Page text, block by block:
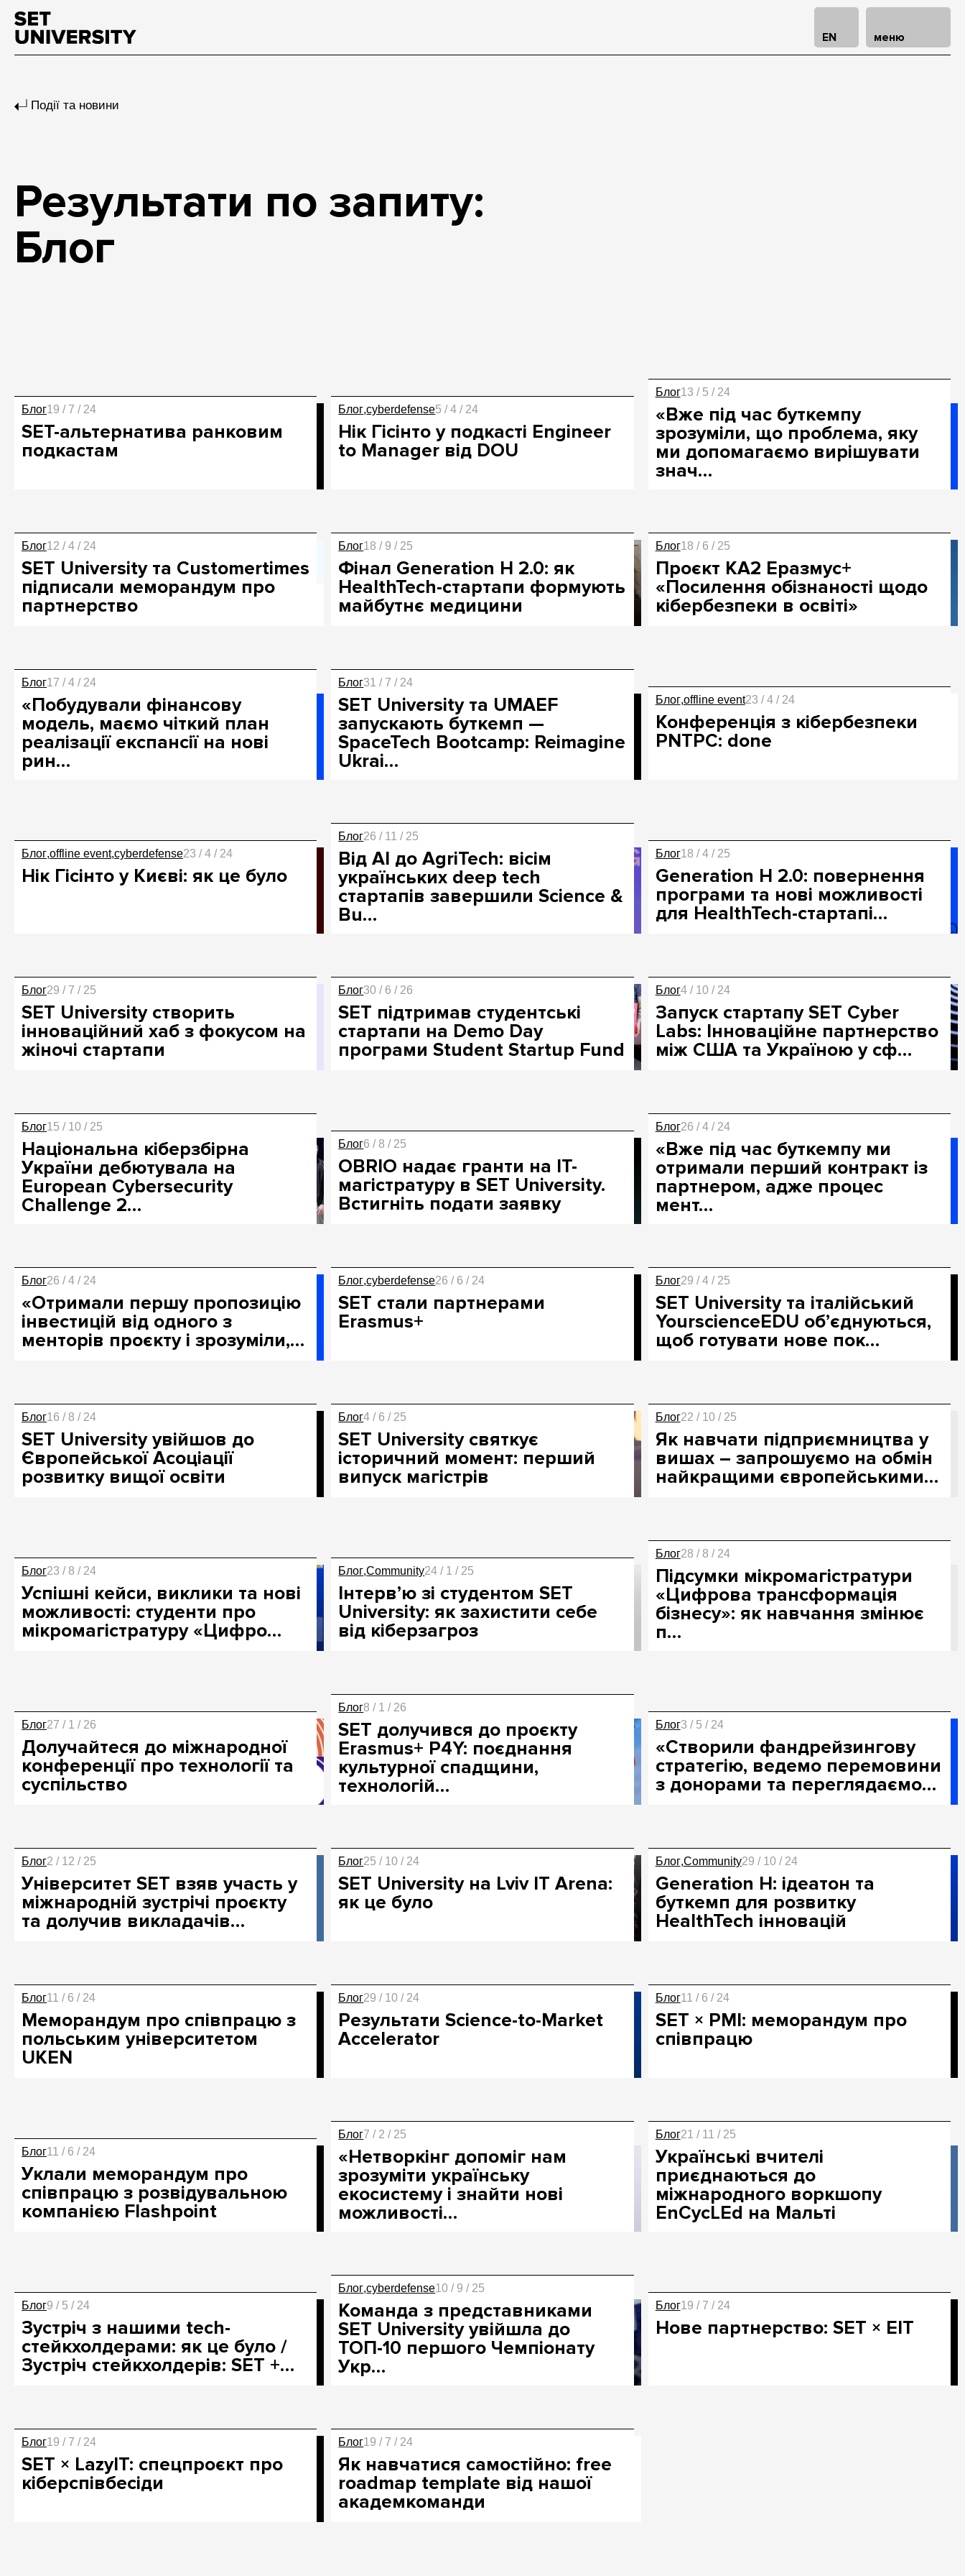
EN меню
Події та новини
Результати по запиту:
Блог
Блог19 / 7 / 24
SET-альтернатива ранковим
подкастам
Блог cyberdefense5 / 4 / 24
Нік Гісінто у подкасті Engineer
to Manager від DOU
Блог13 / 5 / 24
«Вже під час буткемпу
зрозуміли, що проблема, яку
ми допомагаємо вирішувати
знач…
Блог12 / 4 / 24
SET University та Customertimes
підписали меморандум про
партнерство
Блог18 / 9 / 25
Фінал Generation H 2.0: як
HealthTech-стартапи формують
майбутнє медицини
Блог18 / 6 / 25
Проєкт КА2 Еразмус+
«Посилення обізнаності щодо
кібербезпеки в освіті»
Блог17 / 4 / 24
«Побудували фінансову
модель, маємо чіткий план
реалізації експансії на нові
рин…
Блог31 / 7 / 24
SET University та UMAEF
запускають буткемп —
SpaceTech Bootcamp: Reimagine
Ukrai…
Блог offline event23 / 4 / 24
Конференція з кібербезпеки
PNTPC: done
Блог offline event cyberdefense23 / 4 / 24
Нік Гісінто у Києві: як це було
Блог26 / 11 / 25
Від AI до AgriTech: вісім
українських deep tech
стартапів завершили Science &
Bu…
Блог18 / 4 / 25
Generation H 2.0: повернення
програми та нові можливості
для HealthTech-стартапі…
Блог29 / 7 / 25
SET University створить
інноваційний хаб з фокусом на
жіночі стартапи
Блог30 / 6 / 26
SET підтримав студентські
стартапи на Demo Day
програми Student Startup Fund
Блог4 / 10 / 24
Запуск стартапу SET Cyber
Labs: Інноваційне партнерство
між США та Україною у сф…
Блог15 / 10 / 25
Національна кіберзбірна
України дебютувала на
European Cybersecurity
Challenge 2…
Блог6 / 8 / 25
OBRIO надає гранти на IT-
магістратуру в SET University.
Встигніть подати заявку
Блог26 / 4 / 24
«Вже під час буткемпу ми
отримали перший контракт із
партнером, адже процес
мент…
Блог26 / 4 / 24
«Отримали першу пропозицію
інвестицій від одного з
менторів проєкту і зрозуміли,…
Блог cyberdefense26 / 6 / 24
SET стали партнерами
Erasmus+
Блог29 / 4 / 25
SET University та італійський
YourscienceEDU об’єднуються,
щоб готувати нове пок…
Блог16 / 8 / 24
SET University увійшов до
Європейської Асоціації
розвитку вищої освіти
Блог4 / 6 / 25
SET University святкує
історичний момент: перший
випуск магістрів
Блог22 / 10 / 25
Як навчати підприємництва у
вишах – запрошуємо на обмін
найкращими європейськими…
Блог23 / 8 / 24
Успішні кейси, виклики та нові
можливості: студенти про
мікромагістратуру «Цифро…
Блог Community24 / 1 / 25
Інтерв’ю зі студентом SET
University: як захистити себе
від кіберзагроз
Блог28 / 8 / 24
Підсумки мікромагістратури
«Цифрова трансформація
бізнесу»: як навчання змінює
п…
Блог27 / 1 / 26
Долучайтеся до міжнародної
конференції про технології та
суспільство
Блог8 / 1 / 26
SET долучився до проєкту
Erasmus+ P4Y: поєднання
культурної спадщини,
технологій…
Блог3 / 5 / 24
«Створили фандрейзингову
стратегію, ведемо перемовини
з донорами та переглядаємо…
Блог2 / 12 / 25
Університет SET взяв участь у
міжнародній зустрічі проєкту
та долучив викладачів…
Блог25 / 10 / 24
SET University на Lviv IT Arena:
як це було
Блог Community29 / 10 / 24
Generation H: ідеатон та
буткемп для розвитку
HealthTech інновацій
Блог11 / 6 / 24
Меморандум про співпрацю з
польським університетом
UKEN
Блог29 / 10 / 24
Результати Science-to-Market
Accelerator
Блог11 / 6 / 24
SET × PMI: меморандум про
співпрацю
Блог11 / 6 / 24
Уклали меморандум про
співпрацю з розвідувальною
компанією Flashpoint
Блог7 / 2 / 25
«Нетворкінг допоміг нам
зрозуміти українську
екосистему і знайти нові
можливості…
Блог21 / 11 / 25
Українські вчителі
приєднаються до
міжнародного воркшопу
EnCycLEd на Мальті
Блог9 / 5 / 24
Зустріч з нашими tech-
стейкхолдерами: як це було /
Зустріч стейкхолдерів: SET +…
Блог cyberdefense10 / 9 / 25
Команда з представниками
SET University увійшла до
ТОП-10 першого Чемпіонату
Укр…
Блог19 / 7 / 24
Нове партнерство: SET × EIT
Блог19 / 7 / 24
SET × LazyIT: спецпроєкт про
кіберспівбесіди
Блог19 / 7 / 24
Як навчатися самостійно: free
roadmap template від нашої
академкоманди